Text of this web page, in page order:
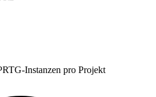
Instanzen pro Projekt